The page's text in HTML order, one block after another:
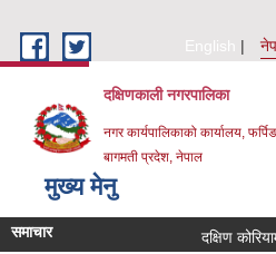
English
दक्षिणकाली नगरपालिका
नगर कार्यपालिकाको कार्यालय,
बागमती प्रदेश, नेपाल
मुख्य मेनु
समाचार दक्षिण